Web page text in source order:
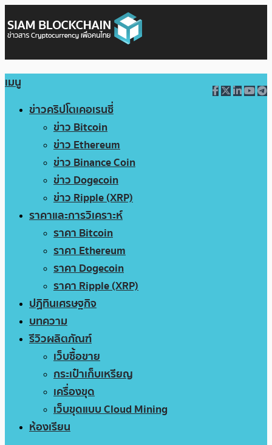
เมนู
ข่าวคริปโตเคอเรนซี่
ข่าว Bitcoin
ข่าว Ethereum
ข่าว Binance Coin
ข่าว Dogecoin
ข่าว Ripple (XRP)
ราคาและการวิเคราะห์
ราคา Bitcoin
ราคา Ethereum
ราคา Dogecoin
ราคา Ripple (XRP)
ปฏิทินเศรษฐกิจ
บทความ
รีวิวผลิตภัณฑ์
เว็บซื้อขาย
กระเป๋าเก็บเหรียญ
เครื่องขุด
เว็บขุดแบบ Cloud Mining
ห้องเรียน